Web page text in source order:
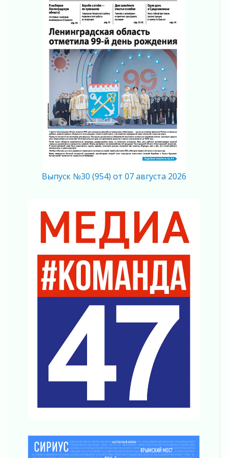
04 августа 2026
В Ленобласти растет потребление
мобильного трафика
04 августа 2026
Полумрак бьёт по карману
04 августа 2026
Вниманию автомобилистов!
04 августа 2026
Память, сталь и музыка
04 августа 2026
Регион готовится к выборам
04 августа 2026
Никакого принуждения, только письменное
04 августа 2026
Важная информация
04 августа 2026
Что делать со сбережениями
Награды нашли строителей
03 августа 2026
Ленобласть повышает производительность
труда в ЖКХ
Поддержка волонтерских объединений
Ладожский мост полностью закроют на два
Музеи Ленобласти обновляют пространства
Новая площадка: 2027
Часть медиков в Ленобласти сможет
рассчитывать на доплату от региона
03 августа 2026
Выпуск №30 (954) от 07 августа 2026